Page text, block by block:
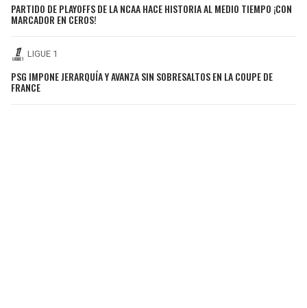
PARTIDO DE PLAYOFFS DE LA NCAA HACE HISTORIA AL MEDIO TIEMPO ¡CON
MARCADOR EN CEROS!
LIGUE 1
PSG IMPONE JERARQUÍA Y AVANZA SIN SOBRESALTOS EN LA COUPE DE
FRANCE